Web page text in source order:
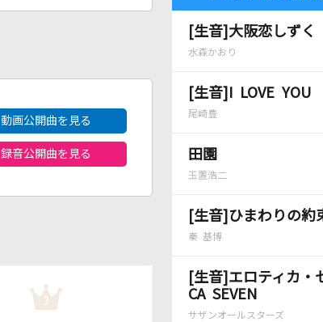
[生音]大阪恋しずく
水森かおり
[生音]I LOVE YOU
尾崎豊
田園
玉置浩二
[生音]ひまわりの約
秦 基博
[生音]エロティカ・
CA SEVEN
サザンオールスターズ
動画公開曲を見る
録音公開曲を見る
3